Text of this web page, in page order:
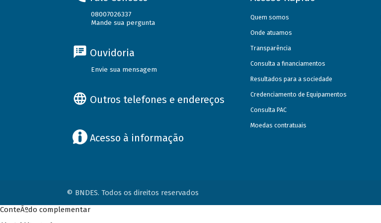
08007026337
Mande sua pergunta
Ouvidoria
Envie sua mensagem
Outros telefones e endereços
Acesso à informação
Quem somos
Onde atuamos
Transparência
Consulta a financiamentos
Resultados para a sociedade
Credenciamento de Equipamentos
Consulta PAC
Moedas contratuais
© BNDES. Todos os direitos reservados
ConteÃºdo complementar